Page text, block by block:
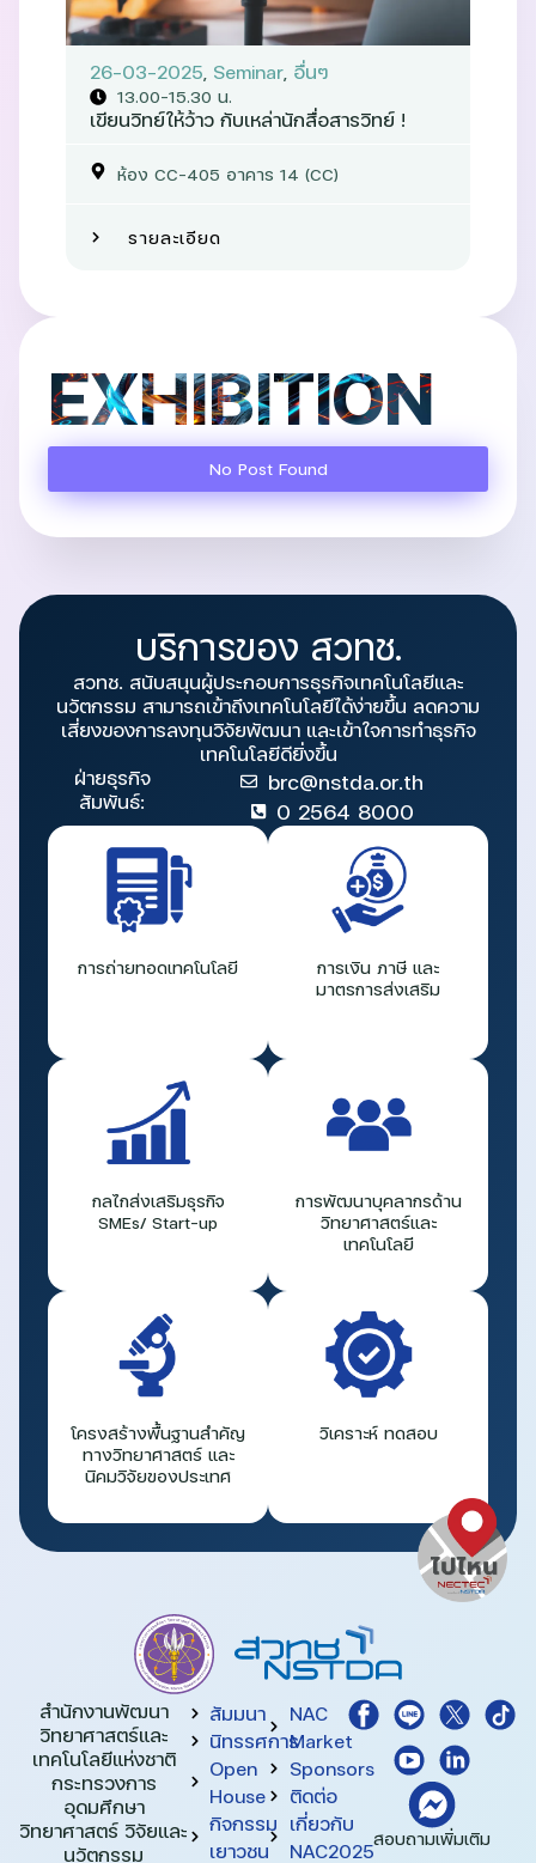
26-03-2025, Seminar, อื่นๆ
13.00-15.30 น.
เขียนวิทย์ให้ว้าว กับเหล่านักสื่อสารวิทย์ !
ห้อง CC-405 อาคาร 14 (CC)
รายละเอียด
EXHIBITION
No Post Found
บริการของ สวทช.
สวทช. สนับสนุนผู้ประกอบการธุรกิจเทคโนโลยีและ
นวัตกรรม สามารถเข้าถึงเทคโนโลยีได้ง่ายขึ้น ลดความ
เสี่ยงของการลงทุนวิจัยพัฒนา และเข้าใจการทำธุรกิจ
เทคโนโลยีดียิ่งขึ้น
ฝ่ายธุรกิจ
สัมพันธ์:
brc@nstda.or.th
0 2564 8000
การถ่ายทอดเทคโนโลยี
การเงิน ภาษี และ
มาตรการส่งเสริม
กลไกส่งเสริมธุรกิจ
SMEs/ Start-up
การพัฒนาบุคลากรด้าน
วิทยาศาสตร์และ
เทคโนโลยี
โครงสร้างพื้นฐานสำคัญ
ทางวิทยาศาสตร์ และ
นิคมวิจัยของประเทศ
วิเคราะห์ ทดสอบ
สำนักงานพัฒนา
วิทยาศาสตร์และ
เทคโนโลยีแห่งชาติ​
กระทรวงการ
อุดมศึกษา
วิทยาศาสตร์ วิจัยและ
นวัตกรรม
สัมมนา
นิทรรศการ
Open
House
กิจกรรม
เยาวชน
NAC
Market
Sponsors
ติดต่อ
เกี่ยวกับ
NAC2025สอบถามเพิ่มเติม